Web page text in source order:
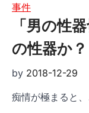
事件
「男の性
の性器か
by 2018-12-29
痴情が極まると